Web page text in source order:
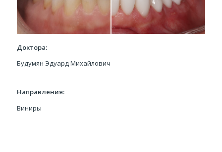
Доктора:
Будумян Эдуард Михайлович
Направления:
Виниры